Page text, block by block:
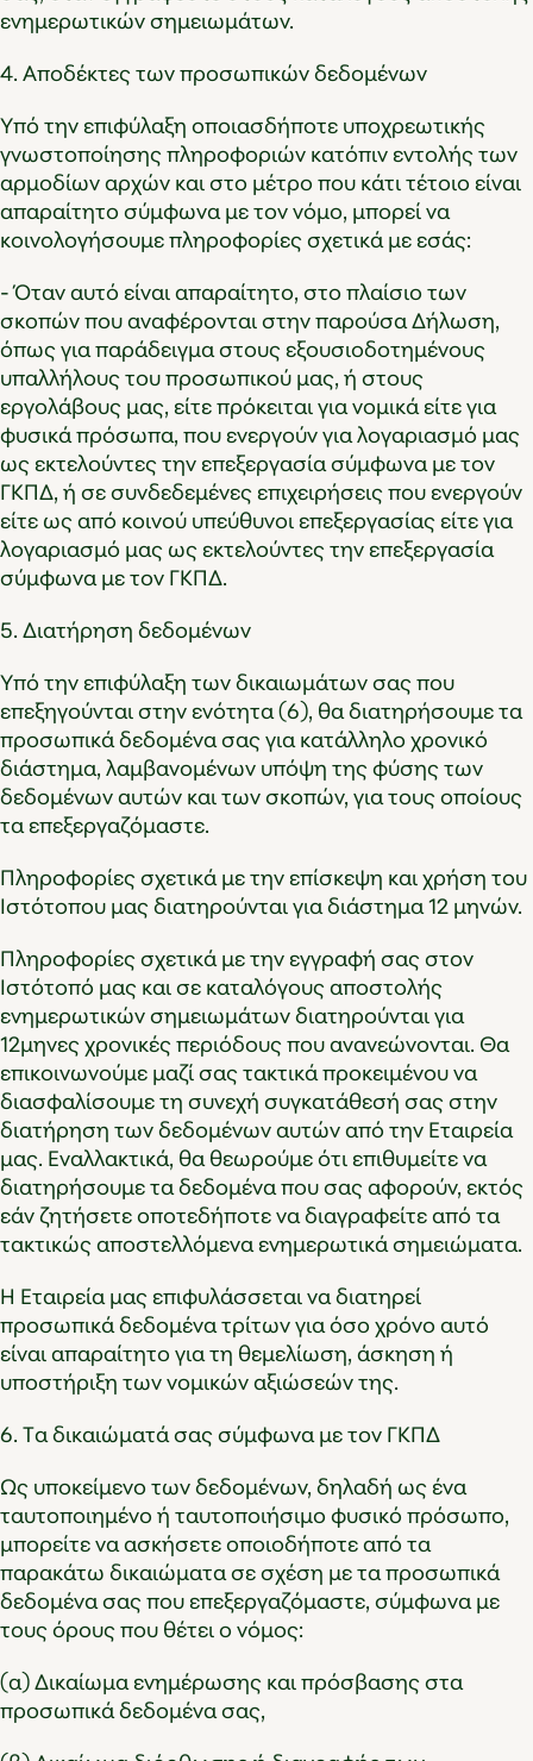
ενημερωτικών σημειωμάτων.
4. Αποδέκτες των προσωπικών δεδομένων
Υπό την επιφύλαξη οποιασδήποτε υποχρεωτικής
γνωστοποίησης πληροφοριών κατόπιν εντολής των
αρμοδίων αρχών και στο μέτρο που κάτι τέτοιο είναι
απαραίτητο σύμφωνα με τον νόμο, μπορεί να
κοινολογήσουμε πληροφορίες σχετικά με εσάς:
- Όταν αυτό είναι απαραίτητο, στο πλαίσιο των
σκοπών που αναφέρονται στην παρούσα Δήλωση,
όπως για παράδειγμα στους εξουσιοδοτημένους
υπαλλήλους του προσωπικού μας, ή στους
εργολάβους μας, είτε πρόκειται για νομικά είτε για
φυσικά πρόσωπα, που ενεργούν για λογαριασμό μας
ως εκτελούντες την επεξεργασία σύμφωνα με τον
ΓΚΠΔ, ή σε συνδεδεμένες επιχειρήσεις που ενεργούν
είτε ως από κοινού υπεύθυνοι επεξεργασίας είτε για
λογαριασμό μας ως εκτελούντες την επεξεργασία
σύμφωνα με τον ΓΚΠΔ.
5. Διατήρηση δεδομένων
Υπό την επιφύλαξη των δικαιωμάτων σας που
επεξηγούνται στην ενότητα (6), θα διατηρήσουμε τα
προσωπικά δεδομένα σας για κατάλληλο χρονικό
διάστημα, λαμβανομένων υπόψη της φύσης των
δεδομένων αυτών και των σκοπών, για τους οποίους
τα επεξεργαζόμαστε.
Πληροφορίες σχετικά με την επίσκεψη και χρήση του
Ιστότοπου μας διατηρούνται για διάστημα 12 μηνών.
Πληροφορίες σχετικά με την εγγραφή σας στον
Ιστότοπό μας και σε καταλόγους αποστολής
ενημερωτικών σημειωμάτων διατηρούνται για
12μηνες χρονικές περιόδους που ανανεώνονται. Θα
επικοινωνούμε μαζί σας τακτικά προκειμένου να
διασφαλίσουμε τη συνεχή συγκατάθεσή σας στην
διατήρηση των δεδομένων αυτών από την Εταιρεία
μας. Εναλλακτικά, θα θεωρούμε ότι επιθυμείτε να
διατηρήσουμε τα δεδομένα που σας αφορούν, εκτός
εάν ζητήσετε οποτεδήποτε να διαγραφείτε από τα
τακτικώς αποστελλόμενα ενημερωτικά σημειώματα.
H Εταιρεία μας επιφυλάσσεται να διατηρεί
προσωπικά δεδομένα τρίτων για όσο χρόνο αυτό
είναι απαραίτητο για τη θεμελίωση, άσκηση ή
υποστήριξη των νομικών αξιώσεών της.
6. Τα δικαιώματά σας σύμφωνα με τον ΓΚΠΔ
Ως υποκείμενο των δεδομένων, δηλαδή ως ένα
ταυτοποιημένο ή ταυτοποιήσιμο φυσικό πρόσωπο,
μπορείτε να ασκήσετε οποιοδήποτε από τα
παρακάτω δικαιώματα σε σχέση με τα προσωπικά
δεδομένα σας που επεξεργαζόμαστε, σύμφωνα με
τους όρους που θέτει ο νόμος:
(α) Δικαίωμα ενημέρωσης και πρόσβασης στα
προσωπικά δεδομένα σας,